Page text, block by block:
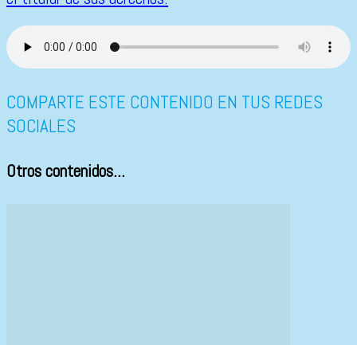
COMPARTE ESTE CONTENIDO EN TUS REDES
SOCIALES
Otros contenidos...